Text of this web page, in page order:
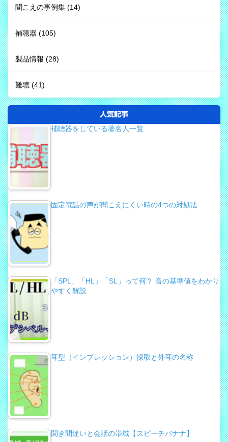
聞こえの事例集 (14)
補聴器 (105)
製品情報 (28)
難聴 (41)
人気記事
補聴器をしている著名人一覧
固定電話の声が聞こえにくい時の4つの対処法
「SPL」「HL」「SL」って何？ 音の基準値をわかり
やすく解説
耳型（インプレッション）採取と外耳の名称
聞き間違いと会話の帯域【スピーチバナナ】